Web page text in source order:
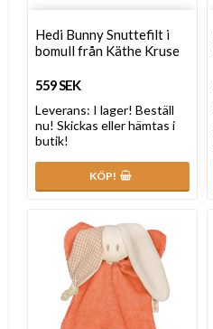
Hedi Bunny Snuttefilt i
bomull från Käthe Kruse
559 SEK
Leverans: I lager! Beställ
nu! Skickas eller hämtas i
butik!
KÖP!